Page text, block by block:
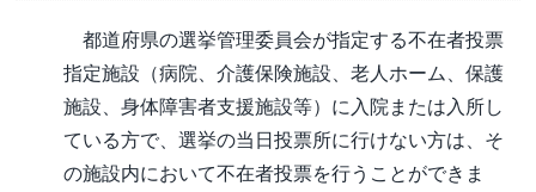
都道府県の選挙管理委員会が指定する不在者投票
指定施設（病院、介護保険施設、老人ホーム、保護
施設、身体障害者支援施設等）に入院または入所し
ている方で、選挙の当日投票所に行けない方は、そ
の施設内において不在者投票を行うことができま